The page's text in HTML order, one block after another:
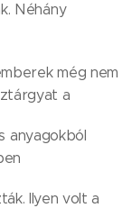
Néhány
még nem
a
anyagokból
Ilyen volt a